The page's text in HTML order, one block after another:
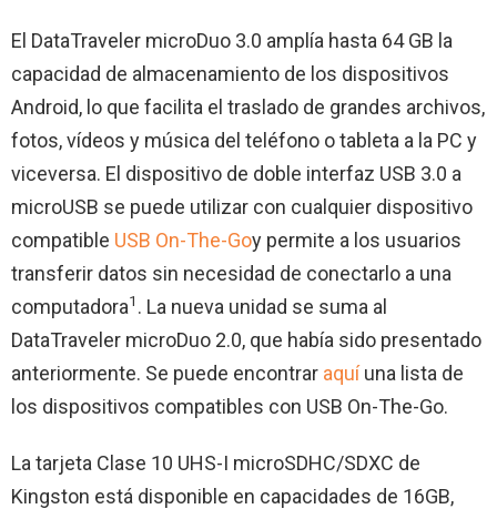
El DataTraveler microDuo 3.0 amplía hasta 64 GB la
capacidad de almacenamiento de los dispositivos
Android, lo que facilita el traslado de grandes archivos,
fotos, vídeos y música del teléfono o tableta a la PC y
viceversa. El dispositivo de doble interfaz USB 3.0 a
microUSB se puede utilizar con cualquier dispositivo
compatible USB On-The-Goy permite a los usuarios
transferir datos sin necesidad de conectarlo a una
computadora1 . La nueva unidad se suma al
DataTraveler microDuo 2.0, que había sido presentado
anteriormente. Se puede encontrar aquíuna lista de
los dispositivos compatibles con USB On-The-Go.
La tarjeta Clase 10 UHS-I microSDHC/SDXC de
Kingston está disponible en capacidades de 16GB,